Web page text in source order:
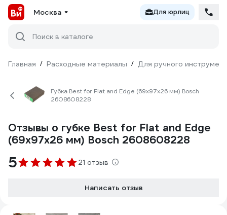
Москва Для юрлиц
Поиск в каталоге
Главная / Расходные материалы / Для ручного
Губка Best for Flat and Edge (69х97х26 мм) Bosch
2608608228
Отзывы о губке Best for Flat and Edge
(69х97х26 мм) Bosch 2608608228
5 21 отзыв
Написать отзыв